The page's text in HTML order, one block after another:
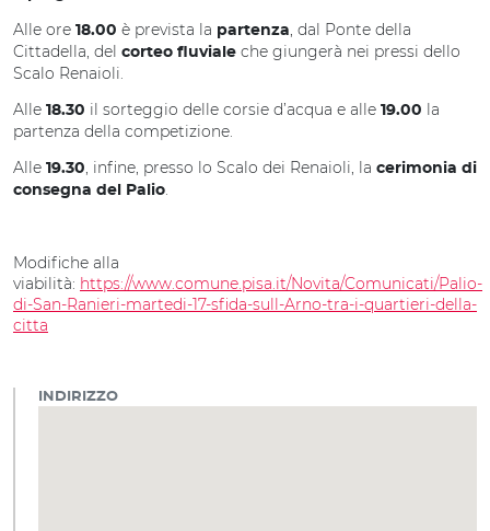
Alle ore 18.00 è prevista la partenza, dal Ponte della
Cittadella, del corteo fluviale che giungerà nei pressi dello
Scalo Renaioli.
Alle 18.30 il sorteggio delle corsie d’acqua e alle 19.00 la
partenza della competizione.
Alle 19.30, infine, presso lo Scalo dei Renaioli, la cerimonia di
consegna del Palio.
Modifiche alla
viabilità: https://www.comune.pisa.it/Novita/Comunicati/Palio-
di-San-Ranieri-martedi-17-sfida-sull-Arno-tra-i-quartieri-della-
citta
INDIRIZZO